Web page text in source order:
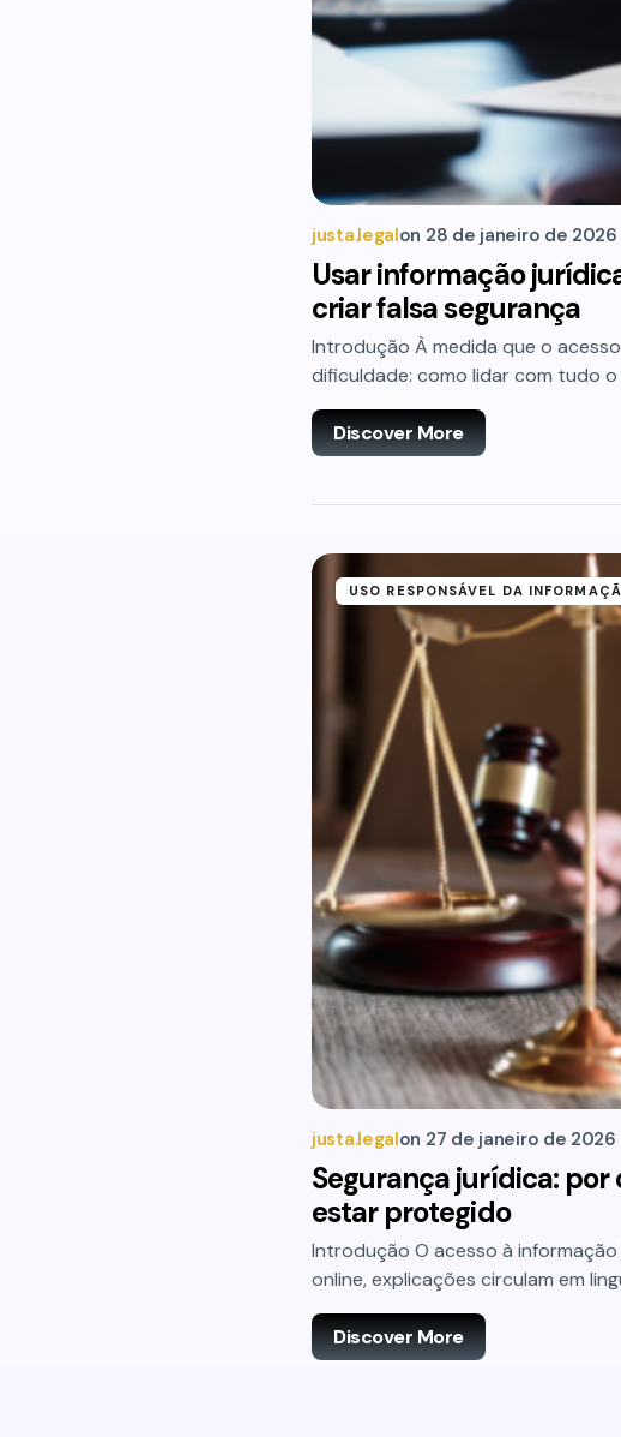
justa.legalon 28 de janeiro de 2026
Usar informação
criar falsa segurança
Introdução À medida que o
dificuldade: como lidar com tudo o
Discover More
USO RESPONSÁVEL DA
justa.legalon 27 de janeiro de 2026
Segurança jurídica:
estar protegido
Introdução O acesso à
online, explicações circulam em
Discover More